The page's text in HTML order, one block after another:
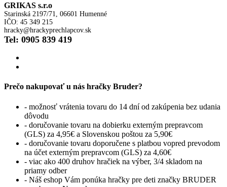
GRIKAS s.r.o
Starinská 2197/71, 06601 Humenné
IČO: 45 349 215
hracky@hrackyprechlapcov.sk
Tel: 0905 839 419
Prečo nakupovať u nás hračky Bruder?
- možnosť vrátenia tovaru do 14 dní od zakúpenia bez udania
dôvodu
- doručovanie tovaru na dobierku externým prepravcom
(GLS) za 4,95€ a Slovenskou poštou za 5,90€
- doručovanie tovaru doporučene s platbou vopred prevodom
na účet externým prepravcom (GLS) za 4,60€
- viac ako 400 druhov hračiek na výber, 3/4 skladom na
priamy odber
- Náš eshop Vám ponúka hračky pre deti značky BRUDER